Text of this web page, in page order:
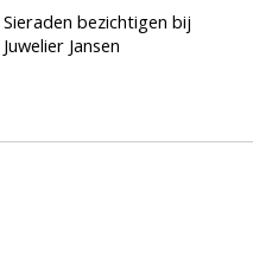
Sieraden bezichtigen bij
Juwelier Jansen